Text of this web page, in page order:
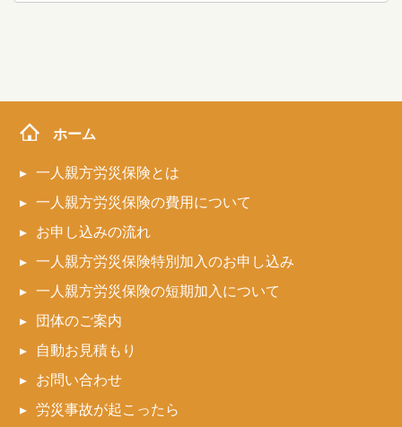
ホーム
一人親方労災保険とは
一人親方労災保険の費用について
お申し込みの流れ
一人親方労災保険特別加入のお申し込み
一人親方労災保険の短期加入について
団体のご案内
自動お見積もり
お問い合わせ
労災事故が起こったら